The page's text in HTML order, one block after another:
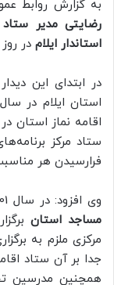
به گزارش روابط
رضایتی مدیر ستاد
استاندار ایلام در روز یکشنبه 27
در ابتدای این
فرارسیدن هر
وی افزود: در سال 1401 نشست‌های متعدد
مساجد استان
مرکزی ملزم به
جدا بر آن ستاد
همچنین مدرسین